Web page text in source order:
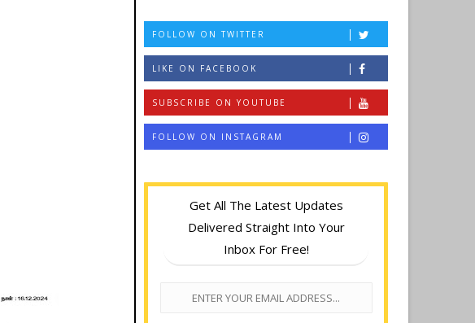
FOLLOW ON TWITTER
LIKE ON FACEBOOK
SUBSCRIBE ON YOUTUBE
FOLLOW ON INSTAGRAM
Get All The Latest Updates
Delivered Straight Into Your
Inbox For Free!